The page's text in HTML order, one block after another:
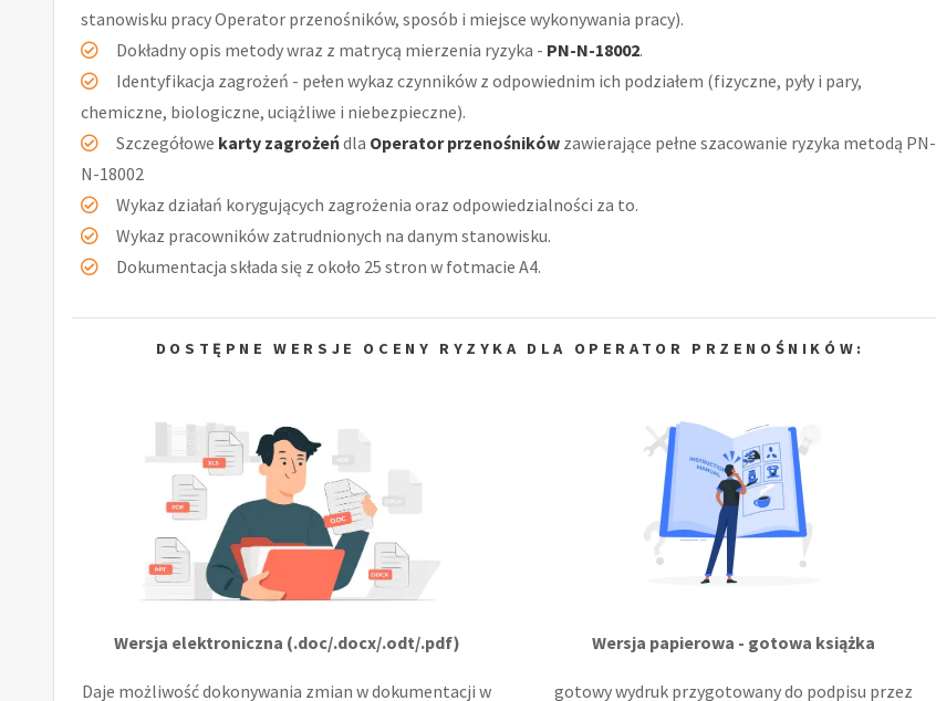
stanowisku pracy Operator przenośników, sposób i miejsce wykonywania pracy).
Dokładny opis metody wraz z matrycą mierzenia ryzyka - PN-N-18002.
Identyfikacja zagrożeń - pełen wykaz czynników z odpowiednim ich podziałem (fizyczne, pyły i pary,
chemiczne, biologiczne, uciążliwe i niebezpieczne).
Szczegółowe karty zagrożeńdla Operator przenośników zawierające pełne szacowanie ryzyka metodą PN-
N-18002
Wykaz działań korygujących zagrożenia oraz odpowiedzialności za to.
Wykaz pracowników zatrudnionych na danym stanowisku.
Dokumentacja składa się z około 25 stron w fotmacie A4.
DOSTĘPNE WERSJE OCENY RYZYKA DLA OPERATOR PRZENOŚNIKÓW:
Wersja elektroniczna (.doc/.docx/.odt/.pdf)
Daje możliwość dokonywania zmian w dokumentacji w
Wersja papierowa - gotowa książka
gotowy wydruk przygotowany do podpisu przez